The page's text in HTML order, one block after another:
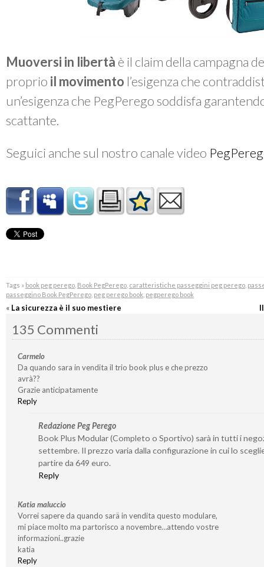
Muoversi in libertà è il claim della campagna
proprio il movimento l’esigenza che
un’esigenza che PegPerego soddisfa
scattante.
Seguici anche sul nostro canale video
Tags » book peg perego, Book PegPerego, caratteristiche passeggini peg perego,
passeggino Book PegPerego, peg perego book pegperego book
« La sicurezza è il suo mestiere
135 Commenti
Carmelo
Da quando sara in vendita il trio book plus e che prezzo
avrà??
Grazie anticipatamente
Reply
Redazione Peg Perego
Book Plus Modular (Completo o Sportivo) sarà in tutti i
settembre. Il prezzo varia dalla configurazione in cui lo
partire da 649 euro.
Reply
Katia maluccio
Vorrei sapere da quando sarä in vendita questo modulare,
mi piace molto ma partorisco a novembre…attendo vostre
informazioni..grazie
katia
Reply